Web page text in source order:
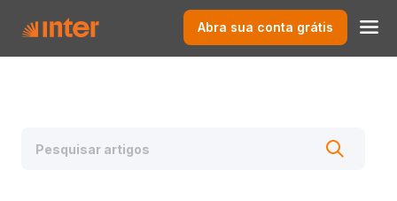
Abra sua conta grátis